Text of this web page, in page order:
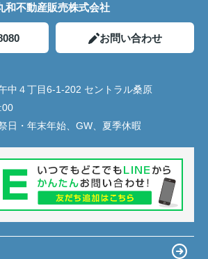
和不動産販売株式会社
お問い合わせ
中４丁目6-1-202 セントラル桑原
日・年末年始、GW、夏季休暇